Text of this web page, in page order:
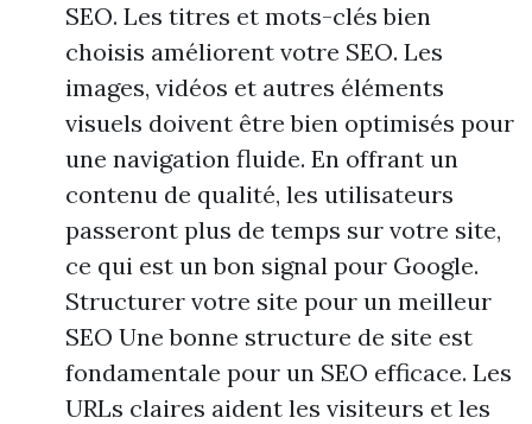
SEO. Les titres et mots-clés bien
choisis améliorent votre SEO. Les
images, vidéos et autres éléments
visuels doivent être bien optimisés pour
une navigation fluide. En offrant un
contenu de qualité, les utilisateurs
passeront plus de temps sur votre site,
ce qui est un bon signal pour Google.
Structurer votre site pour un meilleur
SEO Une bonne structure de site est
fondamentale pour un SEO efficace. Les
URLs claires aident les visiteurs et les